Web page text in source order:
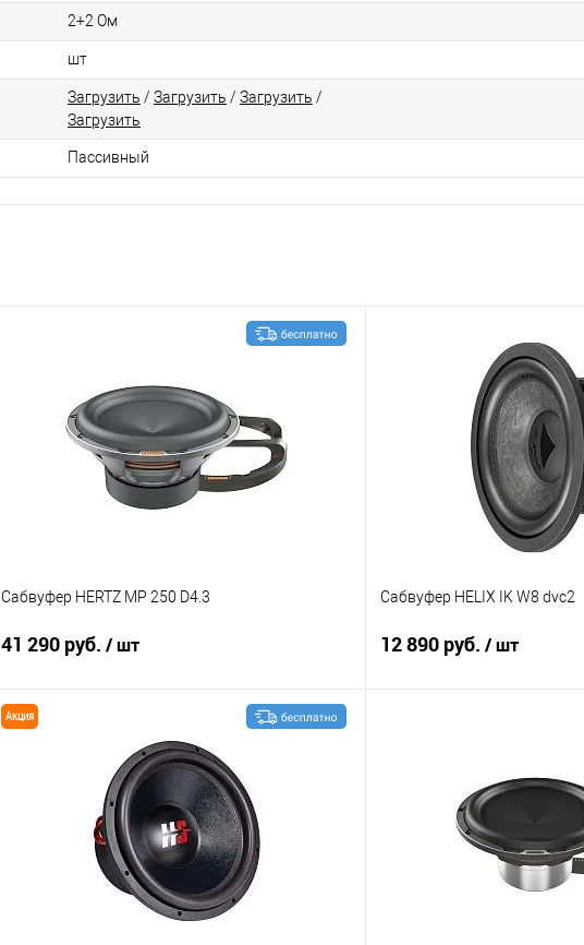
2+2 Ом
шт
Загрузить / Загрузить / Загрузить /
Загрузить
Пассивный
Сабвуфер HERTZ MP 250 D4.3
41 290 руб. / шт
В избранное
Сабвуфер HELIX IK W8 dvc2
12 890 руб. / шт
Сравнение
Акция